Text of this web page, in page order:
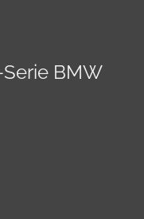
BMW